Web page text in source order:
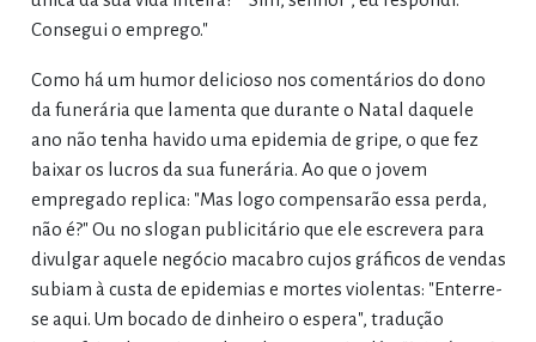
Consegui o emprego."
Como há um humor delicioso nos comentários do dono
da funerária que lamenta que durante o Natal daquele
ano não tenha havido uma epidemia de gripe, o que fez
baixar os lucros da sua funerária. Ao que o jovem
empregado replica: "Mas logo compensarão essa perda,
não é?" Ou no slogan publicitário que ele escrevera para
divulgar aquele negócio macabro cujos gráficos de vendas
subiam à custa de epidemias e mortes violentas: "Enterre-
se aqui. Um bocado de dinheiro o espera", tradução